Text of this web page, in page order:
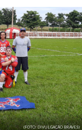
(FOTO: DIVULGAÇÃO BRAVES)